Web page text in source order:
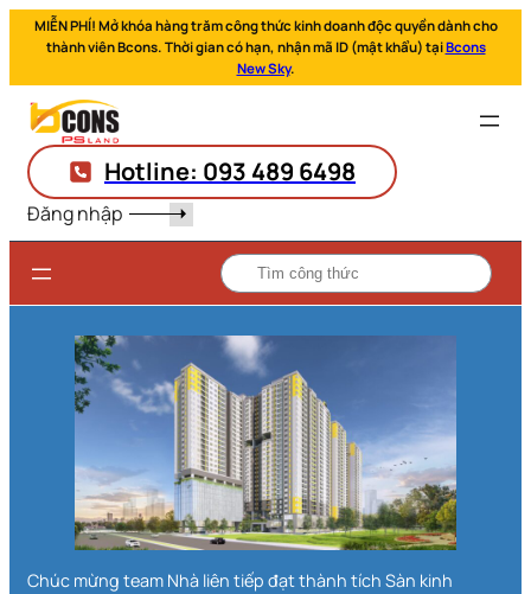
MIỄN PHÍ! Mở khóa hàng trăm công thức kinh doanh độc quyền dành cho
thành viên Bcons. Thời gian có hạn, nhận mã ID (mật khẩu) tạiBcons
New Sky.
Hotline: 093 489 6498
Đăng nhập
Chúc mừng team Nhà liên tiếp đạt thành tích Sàn kinh